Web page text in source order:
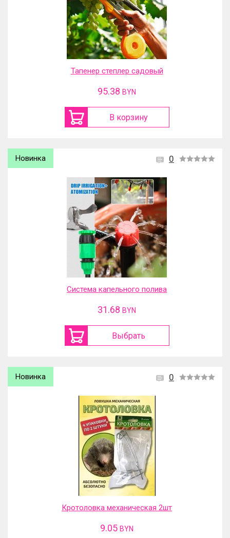
Тапенер степлер садовый
95.38 BYN
В корзину
0
Новинка
Система капельного полива
31.68 BYN
Выбрать
0
Новинка
Кротоловка механическая 2шт
9.05 BYN